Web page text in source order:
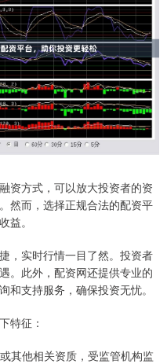
资方式，可以放大投资者的资
然而，选择正规合法的配资平
益。
，实时行情一目了然。投资者
。此外，配资网还提供专业的
和支持服务，确保投资无忧。
特征：
其他相关资质，受监管机构监